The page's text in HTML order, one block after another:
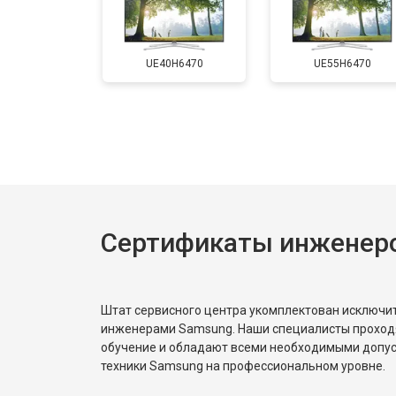
Замена матрицы
UE40H6470 UE55H6470
Сертификаты
Штат сервисного центра укомплектован
инженерами Samsung. Наши специалисты
обучение и обладают всеми необходимыми
техники Samsung на профессиональном уровне.